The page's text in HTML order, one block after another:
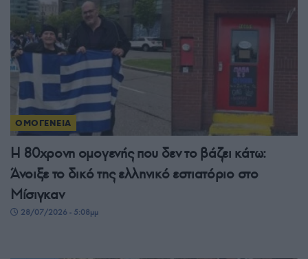
ΟΜΟΓΕΝΕΙΑ
Η 80χρονη ομογενής που δεν το βάζει κάτω:
Άνοιξε το δικό της ελληνικό εστιατόριο στο
Μίσιγκαν
28/07/2026 - 5:08μμ